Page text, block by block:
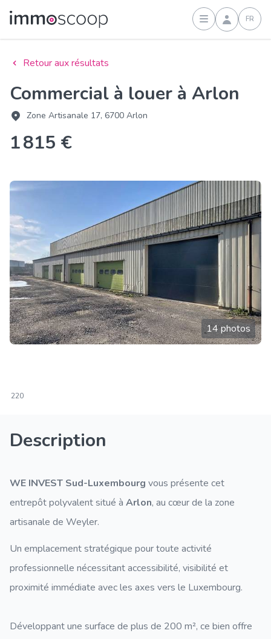
Connexion
FR
Retour aux résultats
Commercial à louer à Arlon
Zone Artisanale 17, 6700 Arlon
1 815 €
14 photos
220
Description
WE INVEST Sud-Luxembourg vous présente cet
entrepôt polyvalent situé à Arlon, au cœur de la zone
artisanale de Weyler.
Un emplacement stratégique pour toute activité
professionnelle nécessitant accessibilité, visibilité et
proximité immédiate avec les axes vers le Luxembourg.
Développant une surface de plus de 200 m², ce bien offre